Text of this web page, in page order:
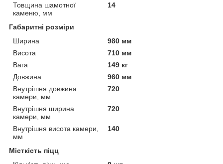
Товщина шамотної
каменю, мм
14
Габаритні розміри
Ширина
980 мм
Висота
710 мм
Вага
149 кг
Довжина
960 мм
Внутрішня довжина
камери, мм
720
Внутрішня ширина
камери, мм
720
Внутрішня висота камери,
мм
140
Місткість піцц